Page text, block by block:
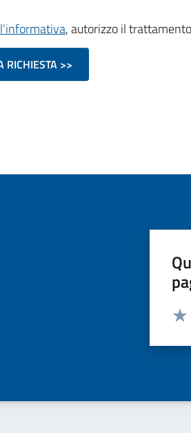
l'informativa, autorizzo il